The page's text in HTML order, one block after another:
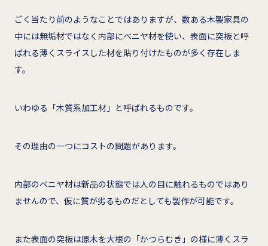
ごく当たり前のようなことではありますが、数ある木製家具の
中には無垢材ではなく内部にベニヤ材を使い、表面に突板と呼
ばれる薄くスライスした材を貼り付けたものが多く存在しま
す。
いわゆる「木質系加工材」と呼ばれるものです。
その理由の一つにコストの問題があります。
内部のベニヤ材は新品の状態では人の目に触れるものではあり
ませんので、仮に質が劣るものだとしても製作が可能です。
また表面の突板は原木を大根の「かつらむき」の様に薄くスラ